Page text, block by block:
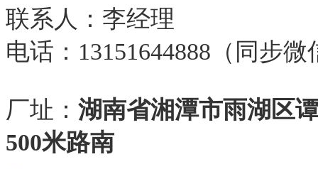
联系人：李经理
电话：13151644888（同步微
厂址： 湖南省湘潭市雨湖区
500米路南